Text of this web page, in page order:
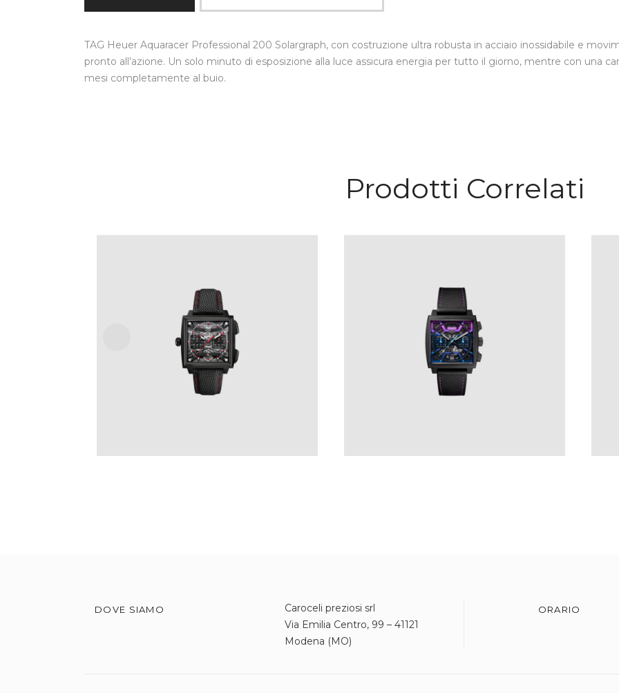
TAG Heuer Aquaracer Professional 200 Solargraph, con costruzione ultra robusta in acciaio inossidabile e
pronto all’azione. Un solo minuto di esposizione alla luce assicura energia per tutto il giorno, mentre con una
mesi completamente al buio.
Prodotti Correlati
TAG HEUER MONACO EVERGRAPH –
40 MM
25,000.00 IVA Inclusa
TAG HEUER MONACO
CHRONOGRAPH
11,650.00 IVA Inclusa
DOVE SIAMO
Caroceli preziosi srl
Via Emilia Centro, 99 – 41121
Modena (MO)
ORARIO